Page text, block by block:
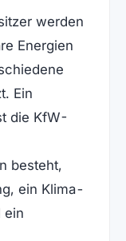
werden
Energien
Ein
die KfW-
besteht,
ein Klima-
ein